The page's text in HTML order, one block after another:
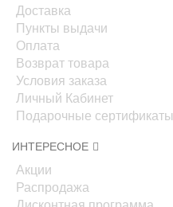
Доставка
Пункты выдачи
Оплата
Возврат товара
Условия заказа
Личный Кабинет
Подарочные сертификаты
ИНТЕРЕСНОЕ
Акции
Распродажа